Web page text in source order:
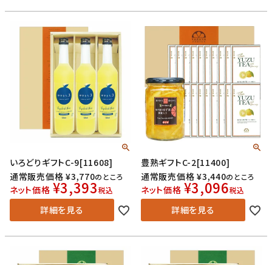
いろどりギフトC-9[11608]
通常販売価格 ¥3,770のところ
ネット価格 ¥3,393税込
詳細を見る
豊熟ギフトC-2[11400]
通常販売価格 ¥3,440のところ
ネット価格 ¥3,096税込
詳細を見る